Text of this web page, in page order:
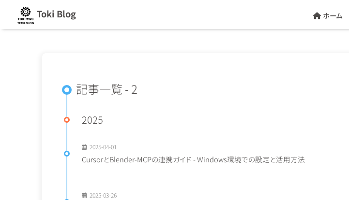
Toki Blog ホーム
記事一覧 - 2
2025
2025-04-01
CursorとBlender-MCPの連携ガイド - Windows環境での設定と活用方法
2025-03-26